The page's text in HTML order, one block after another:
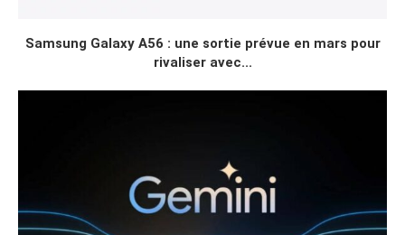
Samsung Galaxy A56 : une sortie prévue en mars pour
rivaliser avec...